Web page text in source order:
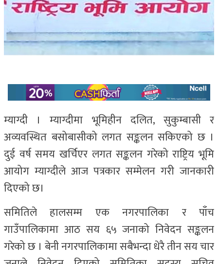
म्याग्दी । म्याग्दीमा भूमिहीन दलित, सुकुम्बासी र
अव्यवस्थित बसोबासीको लगत सङ्कलन सकिएको छ ।
दुई वर्ष समय खर्चिएर लगत सङ्कलन गरेको राष्ट्रिय भूमि
आयोग म्याग्दीले आज पत्रकार सम्मेलन गरी जानकारी
दिएको छ।
समितिले हालसम्म एक नगरपालिका र पाँच
गाउँपालिकामा आठ सय ६५ जनाको निवेदन सङ्कलन
गरेको छ । बेनी नगरपालिकामा सबैभन्दा धेरै तीन सय चार